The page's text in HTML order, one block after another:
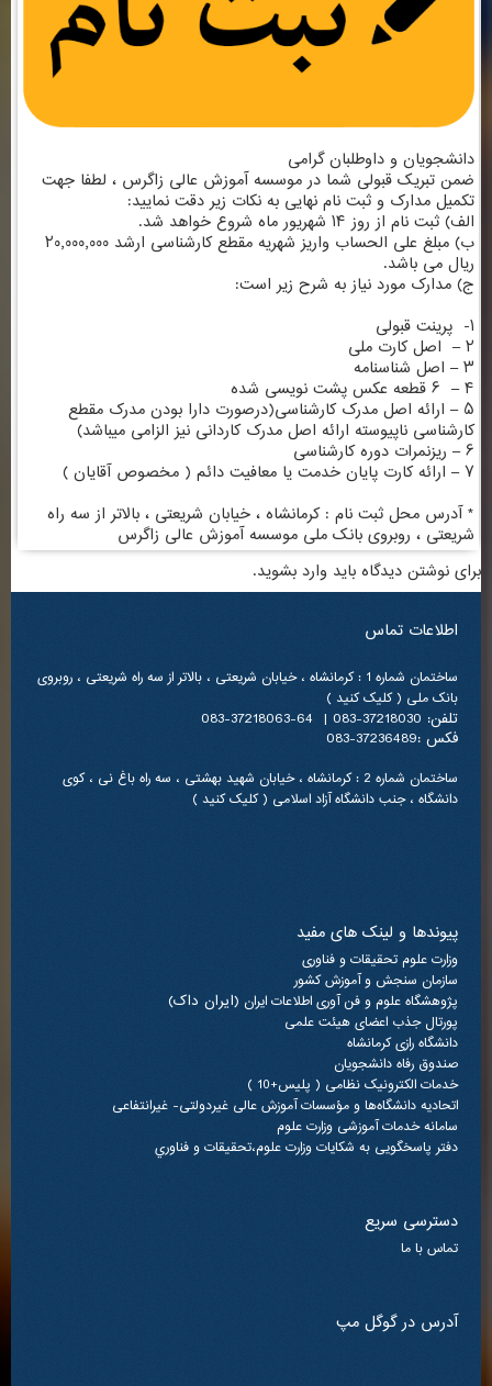
دانشجویان و داوطلبان گرامی
ضمن تبریک قبولی شما در موسسه آموزش عالی زاگرس ، لطفا جهت
تکمیل مدارک و ثبت نام نهایی به نکات زیر دقت نمایید:
الف) ثبت نام از روز ۱۴ شهریور ماه شروع خواهد شد.
ب) مبلغ علی الحساب واریز شهریه مقطع کارشناسی ارشد ۲۰٫۰۰۰٫۰۰۰
ریال می باشد.
ج) مدارک مورد نیاز به شرح زیر است:
۱- پرینت قبولی
۲ – اصل کارت ملی
۳ – اصل شناسنامه
۴ – ۶ قطعه عکس پشت نویسی شده
۵ – ارائه اصل مدرک کارشناسی(درصورت دارا بودن مدرک مقطع
کارشناسی ناپیوسته ارائه اصل مدرک کاردانی نیز الزامی میباشد)
۶ – ریزنمرات دوره کارشناسی
۷ – ارائه کارت پایان خدمت یا معافیت دائم ( مخصوص آقایان )
* آدرس محل ثبت نام : کرمانشاه ، خیابان شریعتی ، بالاتر از سه راه
شریعتی ، روبروی بانک ملی موسسه آموزش عالی زاگرس
برای نوشتن دیدگاه باید وارد بشوید.
اطلاعات تماس
ساختمان شماره 1 : کرمانشاه ، خیابان شریعتی ، بالاتر از سه راه شریعتی ، روبروی
بانک ملی ( کلیک کنید )
تلفن: 37218030-083 | 64-37218063-083
فکس :37236489-083
ساختمان شماره 2 : کرمانشاه ، خیابان شهید بهشتی ، سه راه باغ نی ، کوی
دانشگاه ، جنب دانشگاه آزاد اسلامی ( کلیک کنید )
پیوندها و لینک های مفید
وزارت علوم تحقیقات و فناوری
سازمان سنجش و آموزش کشور
پژوهشگاه علوم و فن آوری اطلاعات ایران (ایران داک)
پورتال جذب اعضای هیئت علمی
دانشگاه رازی کرمانشاه
صندوق رفاه دانشجویان
خدمات الکترونیک نظامی ( پلیس+10 )
اتحادیه دانشگاه‌ها و مؤسسات آموزش عالی غیردولتی- غیرانتفاعی
سامانه خدمات آموزشی وزارت علوم
دفتر پاسخگویی به شکایات وزارت علوم،تحقيقات و فناوري
دسترسی سریع
تماس با ما
آدرس در گوگل مپ